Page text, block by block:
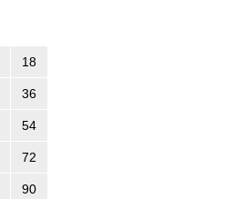
18
36
54
72
90